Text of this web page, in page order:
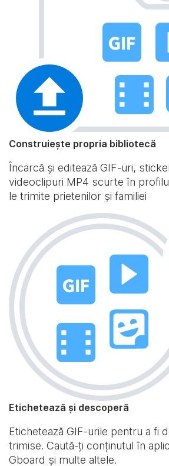
Construiește propria bibliotecă
Încarcă și editează GIF-uri,
videoclipuri MP4 scurte în
le trimite prietenilor și familiei
Etichetează și descoperă
Etichetează GIF-urile pentru a fi
trimise. Caută-ți conținutul în
Gboard și multe altele.